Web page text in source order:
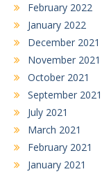
February 2022
January 2022
December 2021
November 2021
October 2021
September 2021
July 2021
March 2021
February 2021
January 2021